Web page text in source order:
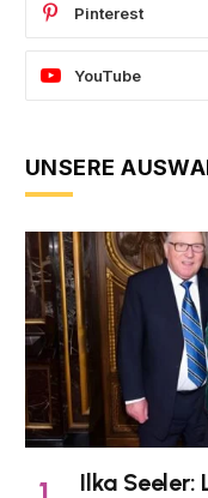
Pinterest
YouTube
UNSERE
Ilka Seeler: